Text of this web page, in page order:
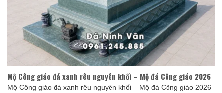
Mộ Công giáo đá xanh rêu nguyên khối – Mộ đá Công giáo 2026
Mộ Công giáo đá xanh rêu nguyên khối – Mộ đá Công giáo 2026